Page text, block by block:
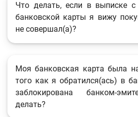
Что делать, если в выписке с
банковской карты я вижу
не совершал(а)?
Моя банковская карта была
того как я обратился(ась) в
заблокирована банком-
делать?